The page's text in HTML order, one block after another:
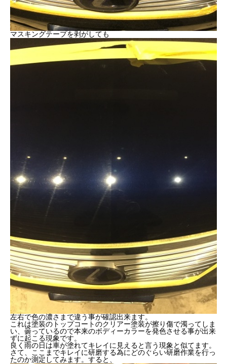
マスキングテープを剥がしても
左右で色の濃さまで違う事が確認出来ます。
これは塗装のトップコートのクリアー塗装が擦り傷で濁ってしま
い、曇っているので本来のボディーカラーを発色させる事が出来
ずに起こる現象です。
良く雨の日は車が塗れてキレイに見えると言う現象と似てます。
さて、ここまでキレイに研磨する為にどのぐらい研磨作業を行っ
たのか測定してみます。すると、